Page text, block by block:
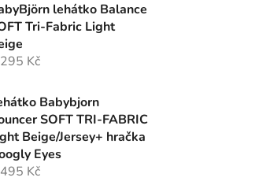
lehátko Balance
Tri-Fabric Light
Kč
Babybjorn
SOFT TRI-FABRIC
Beige/Jersey+ hračka
Eyes
Kč